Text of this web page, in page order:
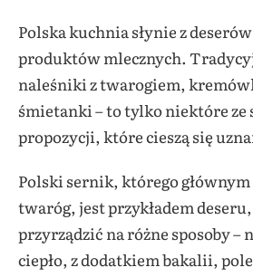
Polska kuchnia słynie z
produktów mlecznych.
naleśniki z twarogiem,
śmietanki – to tylko niektóre ze
propozycji, które cieszą się
Polski sernik, którego
twaróg, jest przykładem
przyrządzić na różne sposoby –
ciepło, z dodatkiem bakalii,